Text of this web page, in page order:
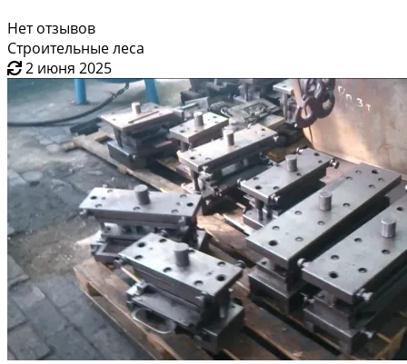
Нет отзывов
Строительные леса
2 июня 2025